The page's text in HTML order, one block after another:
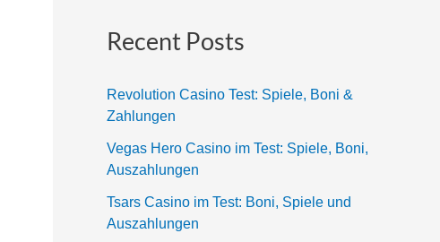
Recent Posts
Revolution Casino Test: Spiele, Boni &
Zahlungen
Vegas Hero Casino im Test: Spiele, Boni,
Auszahlungen
Tsars Casino im Test: Boni, Spiele und
Auszahlungen